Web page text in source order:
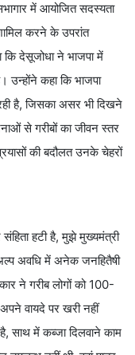
में आयोजित सदस्यता
करने के उपरांत
देसूजोधा ने भाजपा में
उन्होंने कहा कि भाजपा
है, जिसका असर भी दिखने
से गरीबों का जीवन स्तर
की बदौलत उनके चेहरों
हटी है, मुझे मुख्यमंत्री
अवधि में अनेक जनहितैषी
ने गरीब लोगों को 100-
वायदे पर खरी नहीं
है, साथ में कब्जा दिलवाने काम